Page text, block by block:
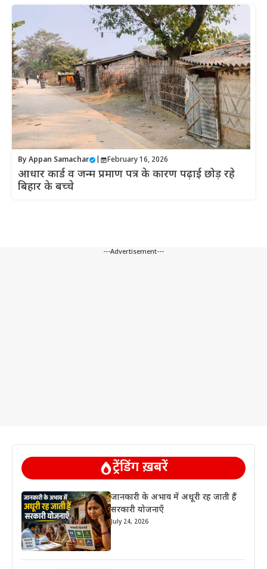
By Appan Samachar February 16, 2026
आधार कार्ड व जन्म प्रमाण पत्र के कारण पढ़ाई छोड़ रहे
बिहार के बच्चे
---Advertisement---
ट्रेंडिंग ख़बरें
जानकारी के अभाव में अधूरी रह जाती हैं
सरकारी योजनाएँ
July 24, 2026